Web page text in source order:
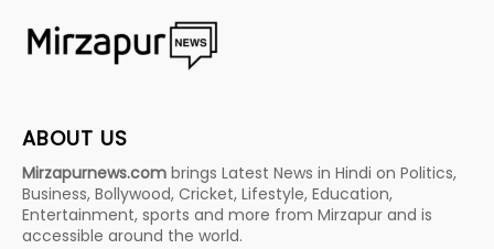
ABOUT US
Mirzapurnews.com brings Latest News in Hindi on Politics,
Business, Bollywood, Cricket, Lifestyle, Education,
Entertainment, sports and more from Mirzapur and is
accessible around the world.